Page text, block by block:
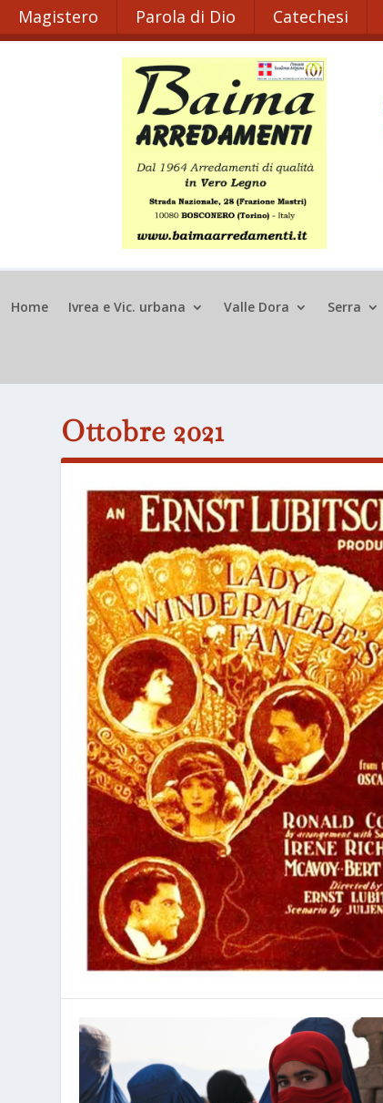
Magistero Parola di Dio Catechesi
Home Ivrea e Vic. urbana Valle Dora Serra
Ottobre 2021